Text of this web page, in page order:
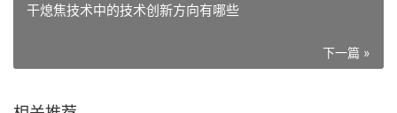
干熄焦技术中的技术创新方向有哪些
下一篇 »